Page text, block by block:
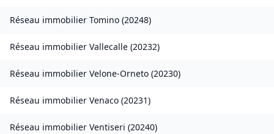
Réseau immobilier Tomino (20248)
Réseau immobilier Vallecalle (20232)
Réseau immobilier Velone-Orneto (20230)
Réseau immobilier Venaco (20231)
Réseau immobilier Ventiseri (20240)